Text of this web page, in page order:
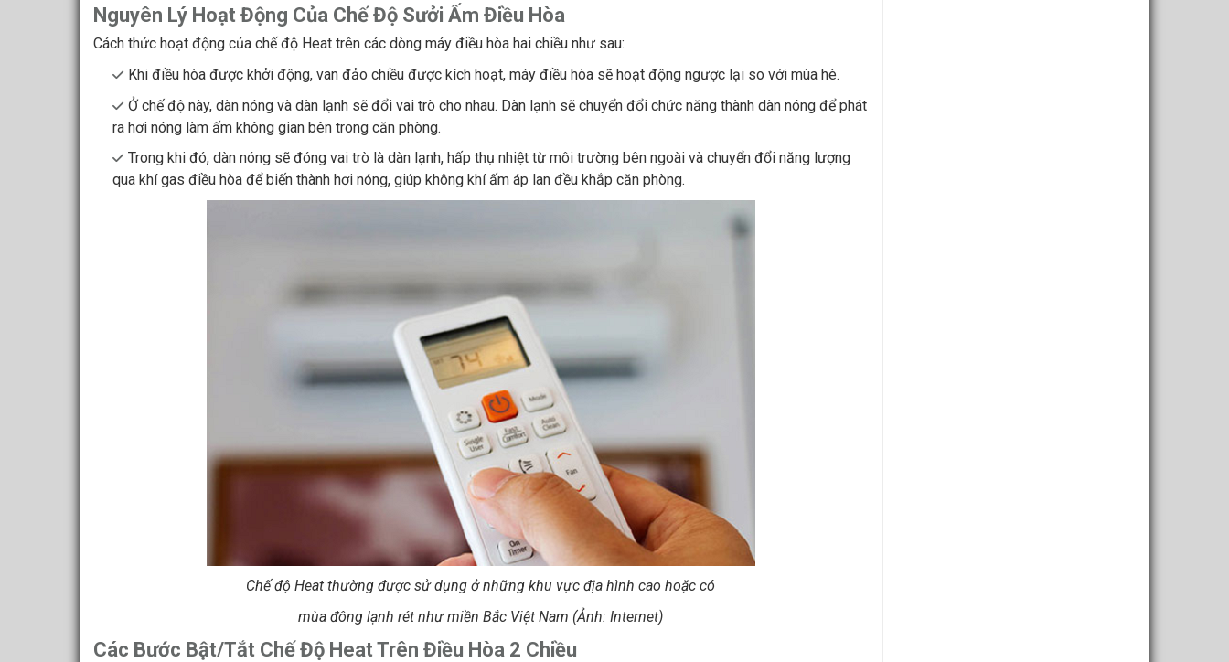
Nguyên Lý Hoạt Động Của Chế Độ Sưởi Ấm Điều Hòa
Cách thức hoạt động của chế độ Heat trên các dòng máy điều hòa hai chiều như sau:
Khi điều hòa được khởi động, van đảo chiều được kích hoạt, máy điều hòa sẽ hoạt động ngược lại so với mùa hè.
Ở chế độ này, dàn nóng và dàn lạnh sẽ đổi vai trò cho nhau. Dàn lạnh sẽ chuyển đổi chức năng thành dàn nóng để phát
ra hơi nóng làm ấm không gian bên trong căn phòng.
Trong khi đó, dàn nóng sẽ đóng vai trò là dàn lạnh, hấp thụ nhiệt từ môi trường bên ngoài và chuyển đổi năng lượng
qua khí gas điều hòa để biến thành hơi nóng, giúp không khí ấm áp lan đều khắp căn phòng.
Chế độ Heat thường được sử dụng ở những khu vực địa hình cao hoặc có
mùa đông lạnh rétnhư miền Bắc Việt Nam (Ảnh: Internet)
Các Bước Bật/Tắt Chế Độ Heat Trên Điều Hòa 2 Chiều